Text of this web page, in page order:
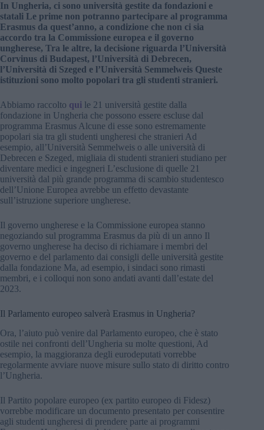
In Ungheria, ci sono università gestite da fondazioni e
statali Le prime non potranno partecipare al programma
Erasmus da quest’anno, a condizione che non ci sia
accordo tra la Commissione europea e il governo
ungherese, Tra le altre, la decisione riguarda l’Università
Corvinus di Budapest, l’Università di Debrecen,
l’Università di Szeged e l’Università Semmelweis Queste
istituzioni sono molto popolari tra gli studenti stranieri.
Abbiamo raccolto qui le 21 università gestite dalla
fondazione in Ungheria che possono essere escluse dal
programma Erasmus Alcune di esse sono estremamente
popolari sia tra gli studenti ungheresi che stranieri Ad
esempio, all’Università Semmelweis o alle università di
Debrecen e Szeged, migliaia di studenti stranieri studiano per
diventare medici e ingegneri L’esclusione di quelle 21
università dal più grande programma di scambio studentesco
dell’Unione Europea avrebbe un effetto devastante
sull’istruzione superiore ungherese.
Il governo ungherese e la Commissione europea stanno
negoziando sul programma Erasmus da più di un anno Il
governo ungherese ha deciso di richiamare i membri del
governo e del parlamento dai consigli delle università gestite
dalla fondazione Ma, ad esempio, i sindaci sono rimasti
membri, e i colloqui non sono andati avanti dall’estate del
2023.
Il Parlamento europeo salverà Erasmus in Ungheria?
Ora, l’aiuto può venire dal Parlamento europeo, che è stato
ostile nei confronti dell’Ungheria su molte questioni, Ad
esempio, la maggioranza degli eurodeputati vorrebbe
regolarmente avviare nuove misure sullo stato di diritto contro
l’Ungheria.
Il Partito popolare europeo (ex partito europeo di Fidesz)
vorrebbe modificare un documento presentato per consentire
agli studenti ungheresi di prendere parte ai programmi